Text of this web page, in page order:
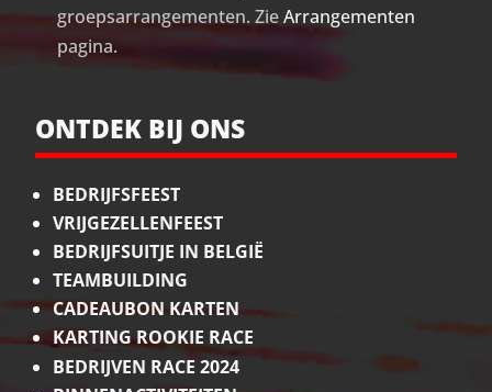
groepsarrangementen. ZieArrangementen
pagina.
ONTDEK BIJ ONS
BEDRIJFSFEEST
VRIJGEZELLENFEEST
BEDRIJFSUITJE IN BELGIË
TEAMBUILDING
CADEAUBON KARTEN
KARTING ROOKIE RACE
BEDRIJVEN RACE 2024